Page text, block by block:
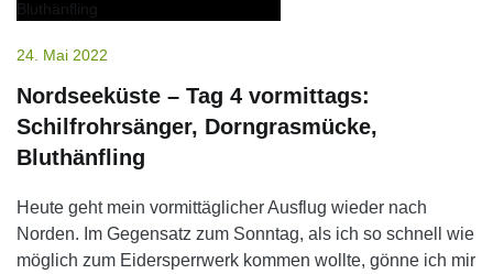
24. Mai 2022
Nordseeküste – Tag 4 vormittags:
Schilfrohrsänger, Dorngrasmücke,
Bluthänfling
Heute geht mein vormittäglicher Ausflug wieder nach
Norden. Im Gegensatz zum Sonntag, als ich so schnell wie
möglich zum Eidersperrwerk kommen wollte, gönne ich mir